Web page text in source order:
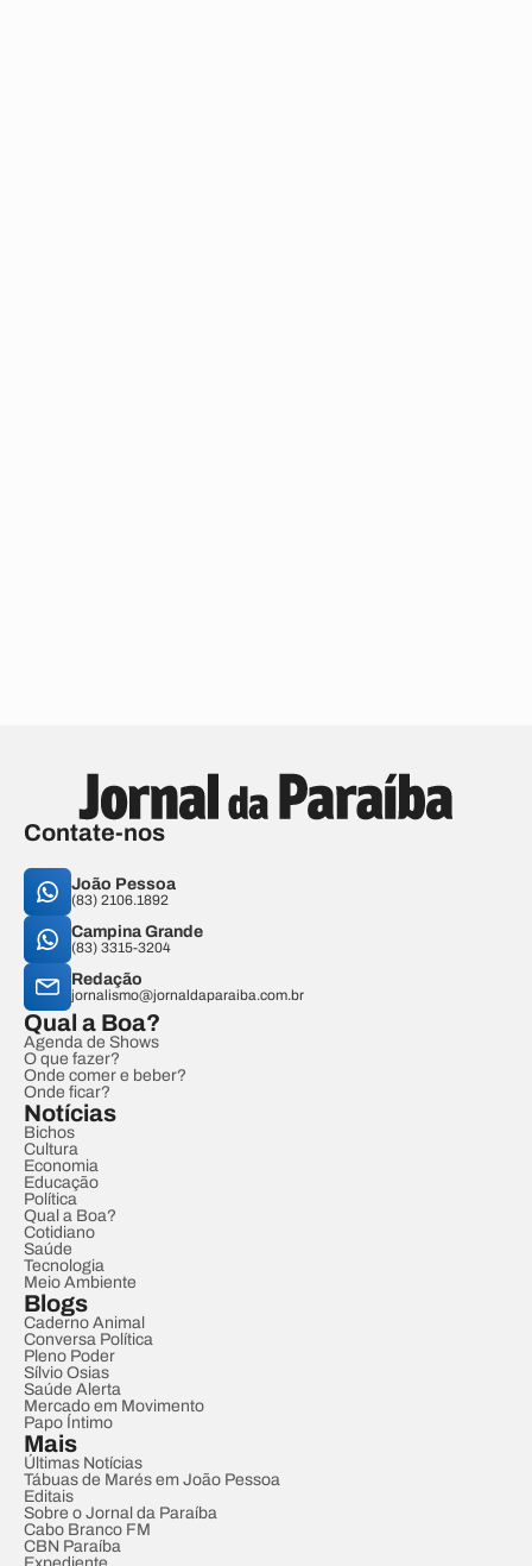
Contate-nos
João Pessoa
(83) 2106.1892
Campina Grande
(83) 3315-3204
Redação
jornalismo@jornaldaparaiba.com.br
Qual a Boa?
Agenda de Shows
O que fazer?
Onde comer e beber?
Onde ficar?
Notícias
Bichos
Cultura
Economia
Educação
Política
Qual a Boa?
Cotidiano
Saúde
Tecnologia
Meio Ambiente
Blogs
Caderno Animal
Conversa Política
Pleno Poder
Sílvio Osias
Saúde Alerta
Mercado em Movimento
Papo Íntimo
Mais
Últimas Notícias
Tábuas de Marés em João Pessoa
Editais
Sobre o Jornal da Paraíba
Cabo Branco FM
CBN Paraíba